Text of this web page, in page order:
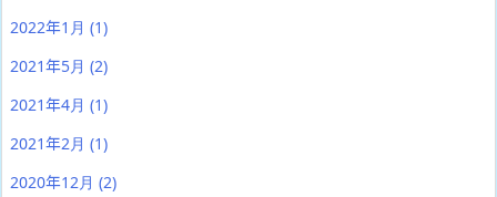
2022年1月 (1)
2021年5月 (2)
2021年4月 (1)
2021年2月 (1)
2020年12月 (2)